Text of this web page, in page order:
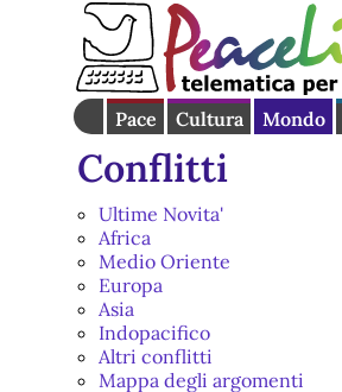
Pace Cultura Mondo
Conflitti
Ultime Novita'
Africa
Medio Oriente
Europa
Asia
Indopacifico
Altri conflitti
Mappa degli argomenti